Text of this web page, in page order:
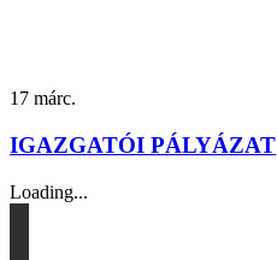
17 márc.
IGAZGATÓI PÁLYÁZAT
Loading...